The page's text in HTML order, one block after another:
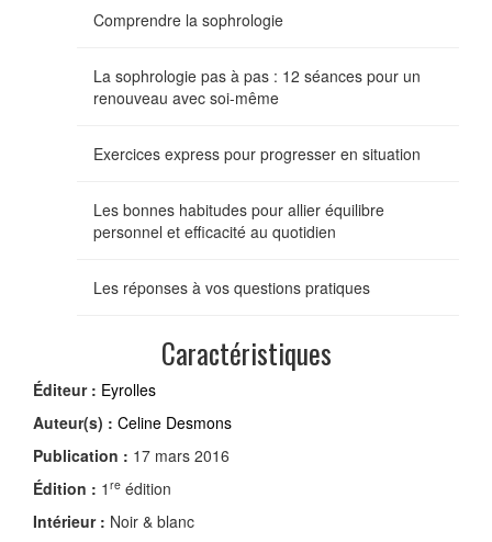
Comprendre la sophrologie
La sophrologie pas à pas : 12 séances pour un
renouveau avec soi-même
Exercices express pour progresser en situation
Les bonnes habitudes pour allier équilibre
personnel et efficacité au quotidien
Les réponses à vos questions pratiques
Caractéristiques
Éditeur : Eyrolles
Auteur(s) : Celine Desmons
Publication : 17 mars 2016
Édition : 1 re édition
Intérieur : Noir & blanc